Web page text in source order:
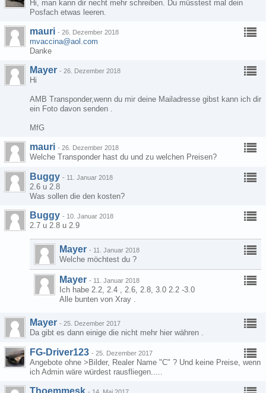
Hi, man kann dir necht mehr schreiben. Du müsstest mal dein
Posfach etwas leeren.
mauri - 26. Dezember 2018
mvaccina@aol.com
Danke
Mayer - 26. Dezember 2018
Hi
AMB Transponder,wenn du mir deine Mailadresse gibst kann ich dir
ein Foto davon senden .
MfG
mauri - 26. Dezember 2018
Welche Transponder hast du und zu welchen Preisen?
Buggy - 11. Januar 2018
2.6 u 2.8
Was sollen die den kosten?
Buggy - 10. Januar 2018
2.7 u 2.8 u 2.9
Mayer - 11. Januar 2018
Welche möchtest du ?
Mayer - 11. Januar 2018
Ich habe 2.2, 2.4 , 2.6, 2.8, 3.0 2.2 -3.0
Alle bunten von Xray .
Mayer - 25. Dezember 2017
Da gibt es dann einige die nicht mehr hier währen .
FG-Driver123 - 25. Dezember 2017
Angebote ohne >Bilder, Realer Name "C" ? Und keine Preise, wenn
ich Admin wäre würdest rausfliegen.....
Thoemmesk